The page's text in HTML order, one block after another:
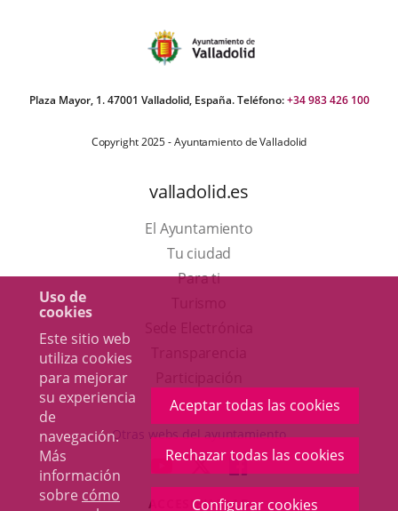
Uso de
cookies
Este sitio web
utiliza cookies
para mejorar
su experiencia
de
navegación.
Más
información
sobre cómo
Aceptar todas las cookies
Rechazar todas las cookies
Configurar cookies
Plaza Mayor, 1. 47001 Valladolid, España. Teléfono:+34 983 426 100
Copyright 2025 - Ayuntamiento de Valladolid
valladolid.es
El Ayuntamiento
Tu ciudad
Para ti
en
una
ventana
nueva.
aplicación
externa.
Otras webs del ayuntamiento
ENLACE
A
ENLACE
A
ENLACE
A
ACCESIBILIDAD